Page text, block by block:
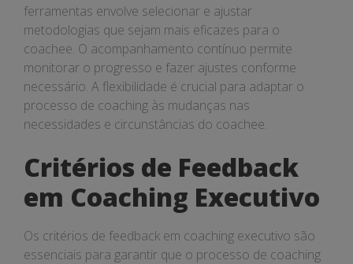
ferramentas envolve selecionar e ajustar
metodologias que sejam mais eficazes para o
coachee. O acompanhamento contínuo permite
monitorar o progresso e fazer ajustes conforme
necessário. A flexibilidade é crucial para adaptar o
processo de coaching às mudanças nas
necessidades e circunstâncias do coachee.
Critérios de Feedback
em Coaching Executivo
Os critérios de feedback em coaching executivo são
essenciais para garantir que o processo de coaching